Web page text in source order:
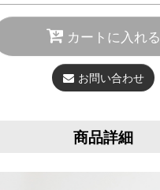
カートに入れる
お問い合わせ
商品詳細